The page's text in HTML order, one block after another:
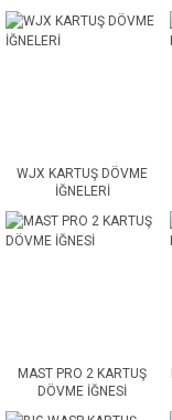
WJX KARTUŞ DÖVME
İĞNELERİ
MAST PRO 2 KARTUŞ
DÖVME İĞNESİ